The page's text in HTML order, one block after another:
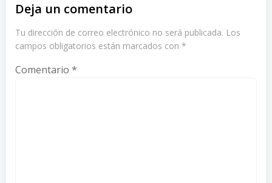
Deja un comentario
Tu dirección de correo electrónico no será publicada. Los
campos obligatorios están marcados con *
Comentario *